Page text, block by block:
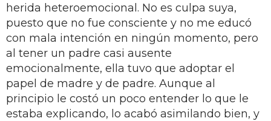
herida heteroemocional. No es culpa suya,
puesto que no fue consciente y no me educó
con mala intención en ningún momento, pero
al tener un padre casi ausente
emocionalmente, ella tuvo que adoptar el
papel de madre y de padre. Aunque al
principio le costó un poco entender lo que le
estaba explicando, lo acabó asimilando bien, y